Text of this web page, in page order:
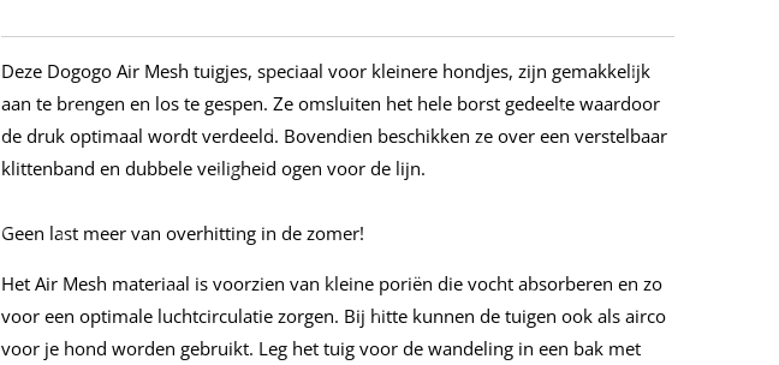
Deze Dogogo Air Mesh tuigjes, speciaal voor kleinere hondjes, zijn gemakkelijk
aan te brengen en los te gespen. Ze omsluiten het hele borst gedeelte waardoor
de druk optimaal wordt verdeeld. Bovendien beschikken ze over een verstelbaar
klittenband en dubbele veiligheid ogen voor de lijn.
Geen last meer van overhitting in de zomer!
Het Air Mesh materiaal is voorzien van kleine poriën die vocht absorberen en zo
voor een optimale luchtcirculatie zorgen. Bij hitte kunnen de tuigen ook als airco
voor je hond worden gebruikt. Leg het tuig voor de wandeling in een bak met